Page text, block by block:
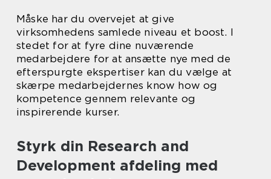
Måske har du overvejet at give
virksomhedens samlede niveau et boost. I
stedet for at fyre dine nuværende
medarbejdere for at ansætte nye med de
efterspurgte ekspertiser kan du vælge at
skærpe medarbejdernes know how og
kompetence gennem relevante og
inspirerende kurser.
Styrk din Research and
Development afdeling med